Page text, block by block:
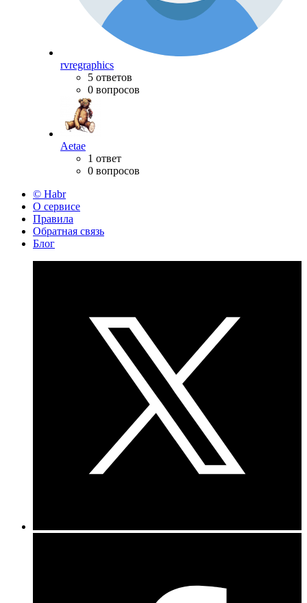
rvregraphics
5 ответов
0 вопросов
Aetae
1 ответ
0 вопросов
© Habr
О сервисе
Правила
Обратная связь
Блог